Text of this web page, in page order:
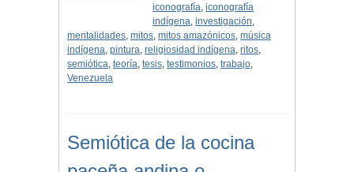
iconografía,iconografía
indígena,investigación,
mentalidades, mitos, mitos amazónicos, música
indígena, pintura, religiosidad indígena, ritos,
semiótica, teoría, tesis, testimonios, trabajo,
Venezuela
Semiótica de la cocina